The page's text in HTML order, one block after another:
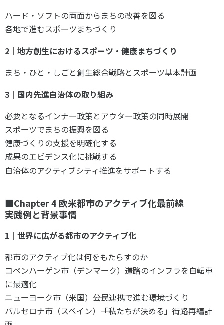
ハード・ソフトの両面からまちの改善を図る
各地で進むスポーツまちづくり
2｜地方創生におけるスポーツ・健康まちづくり
まち・ひと・しごと創生総合戦略とスポーツ基本計画
3｜国内先進自治体の取り組み
必要となるインナー政策とアウター政策の同時展開
スポーツでまちの振興を図る
健康づくりの支援を明確化する
成果のエビデンス化に挑戦する
自治体のアクティブシティ推進をサポートする
■Chapter 4 欧米都市のアクティブ化最前線
――実践例と背景事情
1｜世界に広がる都市のアクティブ化
都市のアクティブ化は何をもたらすのか
コペンハーゲン市（デンマーク）――道路のインフラを自転車
に最適化
ニューヨーク市（米国）――公民連携で進む環境づくり
バルセロナ市（スペイン）――「私たちが決める」街路再編計